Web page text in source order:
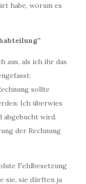
habe, worum es
aus, als ich ihr das
sollte
Ich überwies
abgebucht wird.
der Rechnung
Fehlbesetzung
sie, sie dürften ja